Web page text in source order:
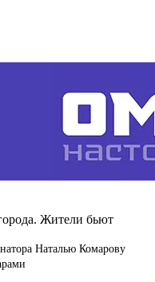
Жители бьют
Наталью Комарову